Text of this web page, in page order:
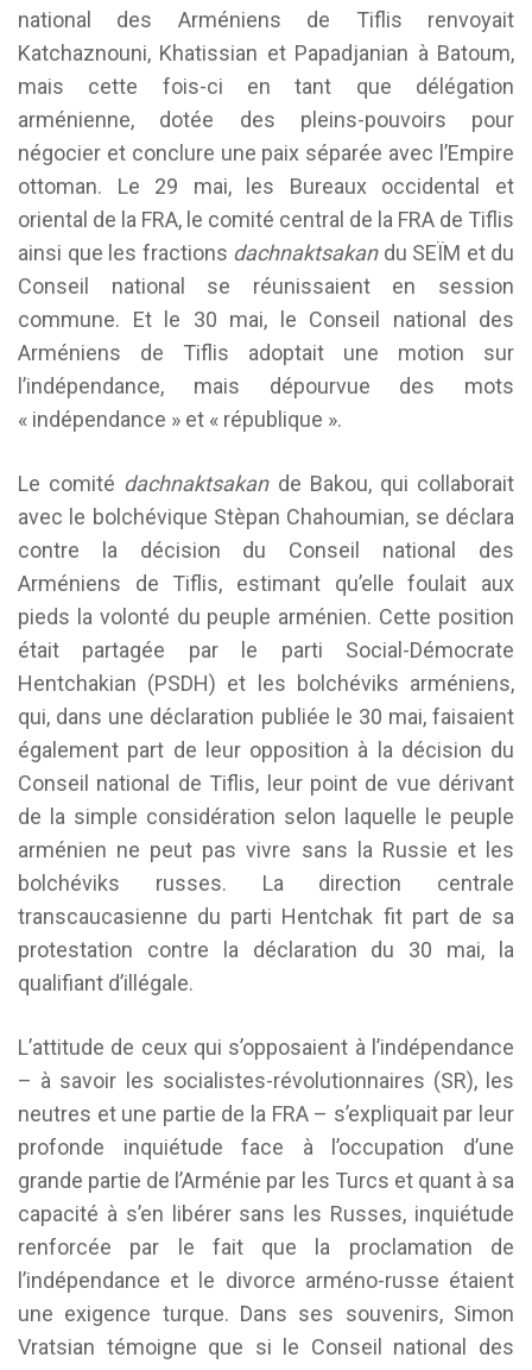
national des Arméniens de Tiflis renvoyait
Katchaznouni, Khatissian et Papadjanian à Batoum,
mais cette fois-ci en tant que délégation
arménienne, dotée des pleins-pouvoirs pour
négocier et conclure une paix séparée avec l’Empire
ottoman. Le 29 mai, les Bureaux occidental et
oriental de la FRA, le comité central de la FRA de Tiflis
ainsi que les fractions dachnaktsakandu SEÏM et du
Conseil national se réunissaient en session
commune. Et le 30 mai, le Conseil national des
Arméniens de Tiflis adoptait une motion sur
l’indépendance, mais dépourvue des mots
« indépendance » et « république ».
Le comité dachnaktsakande Bakou, qui collaborait
avec le bolchévique Stèpan Chahoumian, se déclara
contre la décision du Conseil national des
Arméniens de Tiflis, estimant qu’elle foulait aux
pieds la volonté du peuple arménien. Cette position
était partagée par le parti Social-Démocrate
Hentchakian (PSDH) et les bolchéviks arméniens,
qui, dans une déclaration publiée le 30 mai, faisaient
également part de leur opposition à la décision du
Conseil national de Tiflis, leur point de vue dérivant
de la simple considération selon laquelle le peuple
arménien ne peut pas vivre sans la Russie et les
bolchéviks russes. La direction centrale
transcaucasienne du parti Hentchak fit part de sa
protestation contre la déclaration du 30 mai, la
qualifiant d’illégale.
L’attitude de ceux qui s’opposaient à l’indépendance
– à savoir les socialistes-révolutionnaires (SR), les
neutres et une partie de la FRA – s’expliquait par leur
profonde inquiétude face à l’occupation d’une
grande partie de l’Arménie par les Turcs et quant à sa
capacité à s’en libérer sans les Russes, inquiétude
renforcée par le fait que la proclamation de
l’indépendance et le divorce arméno-russe étaient
une exigence turque. Dans ses souvenirs, Simon
Vratsian témoigne que si le Conseil national des